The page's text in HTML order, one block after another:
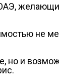
не
но и